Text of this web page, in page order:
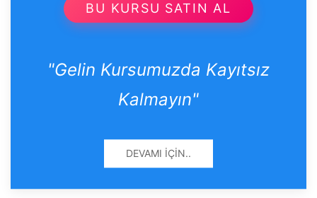
BU KURSU SATIN AL
"Gelin Kursumuzda Kayıtsız
Kalmayın"
DEVAMI İÇIN..